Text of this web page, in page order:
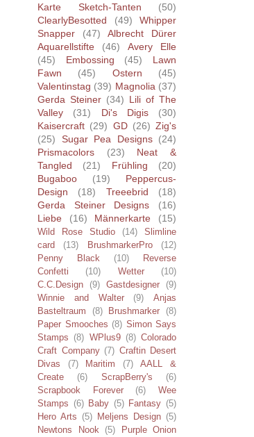
Karte Sketch-Tanten
(50)
ClearlyBesotted
(49)
Whipper
Snapper
(47)
Albrecht Dürer
Aquarellstifte
(46)
Avery Elle
(45)
Embossing (45)
Lawn
Fawn
(45) Ostern
(45)
Valentinstag (39) Magnolia (37)
Gerda Steiner (34) Lili of The
Valley
(31) Di's Digis
(30)
Kaisercraft (29) GD (26) Zig's
(25)
Sugar Pea Designs (24)
Prismacolors
(23)
Neat &
Tangled
(21) Frühling
(20)
Bugaboo
(19)
Peppercus-
Design
(18) Treeebrid
(18)
Gerda Steiner Designs
(16)
Liebe
(16) Männerkarte (15)
Wild Rose Studio (14)
Slimline
card
(13) BrushmarkerPro
(12)
Penny Black
(10)
Reverse
Confetti
(10) Wetter
(10)
C.C.Design
(9) Gastdesigner
(9)
Winnie and Walter
(9)
Anjas
Basteltraum
(8) Brushmarker
(8)
Paper Smooches (8) Simon Says
Stamps
(8) WPlus9 (8) Colorado
Craft Company (7) Craftin Desert
Divas
(7) Maritim (7)
AALL &
Create
(6) ScrapBerry's
(6)
Scrapbook Forever
(6)
Wee
Stamps
(6) Baby (5) Fantasy (5)
Hero Arts
(5) Meljens Design (5)
Newtons Nook
(5)
Purple Onion